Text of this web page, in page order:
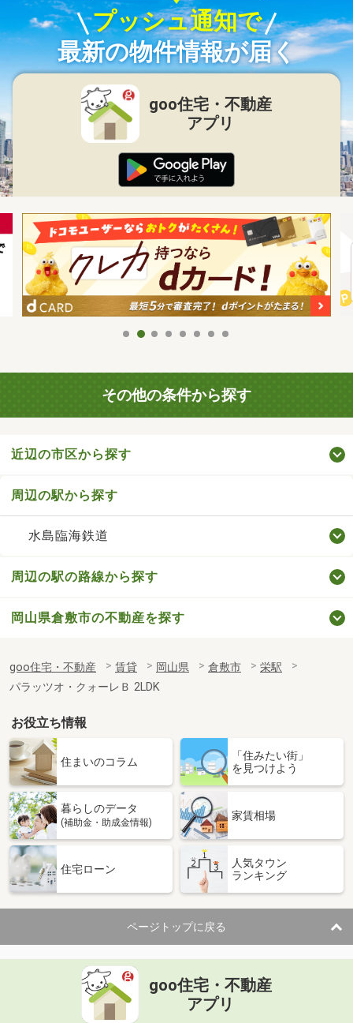
プッシュ通知で
最新の物件情報が届く
goo住宅・不動産
アプリ
その他の条件から探す
近辺の市区から探す
周辺の駅から探す
水島臨海鉄道
周辺の駅の路線から探す
岡山県倉敷市の不動産を探す
goo住宅・不動産 賃貸 岡山県 倉敷市
栄駅
パラッツオ・クォーレＢ 2LDK
お役立ち情報
住まいのコラム
「住みたい街」
を見つけよう
暮らしのデータ
(補助金・助成金情報)
家賃相場
住宅ローン
人気タウン
ランキング
ページトップに戻る
goo住宅・不動産
アプリ